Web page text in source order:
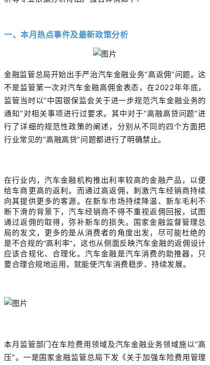
一、本月热点事件及最新政策分析
金融监管总局开始出手严治汽车金融业务“高返佣”问题。这
不是监管第一次对汽车金融高佣金表态，在2022年年底，
监管当时以“中国银保监会关于进一步规范汽车金融业务的
通知”对相关事项进行过要求。其中对于“高融高贷问题”进
行了详细的规范性政策的阐述，分别从不同的四个方面把
行业常见的“高融高贷”问题都进行了明确禁止。
在行业内，汽车金融机构推出利率较高的金融产品，以便
给车商更高的返利。而通过高返佣，刺激汽车经销商持续
向其提供更多的客源。在新车市场持续降温、新车毛利不
断下滑的背景下，汽车经销商不得不重视返佣回报，试图
通过返佣的取得，弥补新车的损失。国家金融监督管理总
局的发文，更多的是从消费者的角度出发，尽可能杜绝的
是不合规的“高利率”，这也从侧面反映汽车金融的返佣设计
应该合规化、合理化。汽车金融是汽车消费的助推器，只
要合理合规地运用，就能使汽车消费稳步、持续发展。
本月监管部门在车险费用领域及汽车金融业务领域施以“高
压”。一是国家金融监管总局下发《关于加强车险费用管理